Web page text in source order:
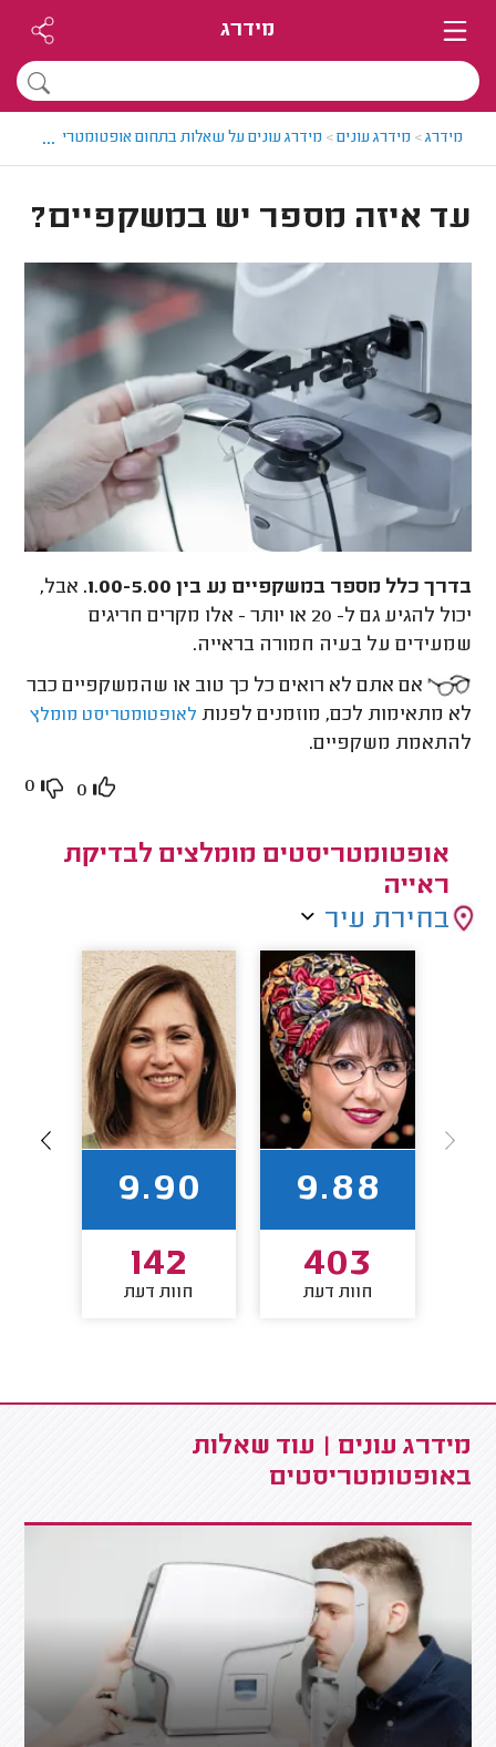
מידרג
מידרג> מידרג עונים> מידרג עונים על שאלות בתחום אופטומטריסטים
...
עד איזה מספר יש במשקפיים?
בדרך כלל מספר במשקפיים נע בין 1.00-5.00.
אבל,
יכול להגיע גם ל- 20 או יותר - אלו מקרים חריגים
שמעידים על בעיה חמורה בראייה.
אם אתם לא רואים כל כך טוב או שהמשקפיים כבר
לא מתאימות לכם, מוזמנים לפנות לאופטומטריסט מומלץ
להתאמת משקפיים.
0
0
אופטומטריסטים מומלצים לבדיקת
ראייה
בחירת עיר
9.88
403
חוות דעת
9.90
142
חוות דעת
מידרג עונים | עוד שאלות
באופטומטריסטים